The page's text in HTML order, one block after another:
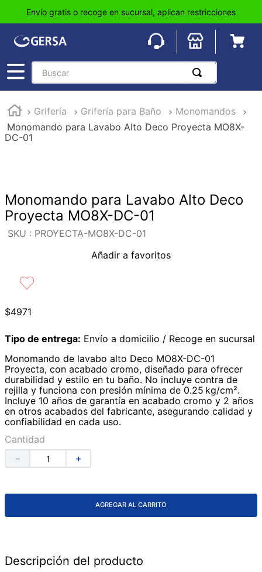
Envío gratis o recoge en sucursal, aplican restricciones
Buscar
Grifería Grifería para Baño
Monomandos
Monomando para Lavabo Alto Deco Proyecta MO8X-
DC-01
Monomando para Lavabo Alto Deco
Proyecta MO8X-DC-01
: PROYECTA-MO8X-DC-01
Añadir a favoritos
$4971
Tipo de entrega: Envío a domicilio / Recoge en sucursal
Monomando de lavabo alto Deco MO8X-DC-01
Proyecta, con acabado cromo, diseñado para ofrecer
durabilidad y estilo en tu baño. No incluye contra de
rejilla y funciona con presión mínima de 0.25 kg/cm².
Incluye 10 años de garantía en acabado cromo y 2 años
en otros acabados del fabricante, asegurando calidad y
confiabilidad en cada uso.
Cantidad
＋
－
AGREGAR AL CARRITO
Descripción del producto
1.
pisos
2.
loseta
5.
lavabo
6.
wc
7.
wpc